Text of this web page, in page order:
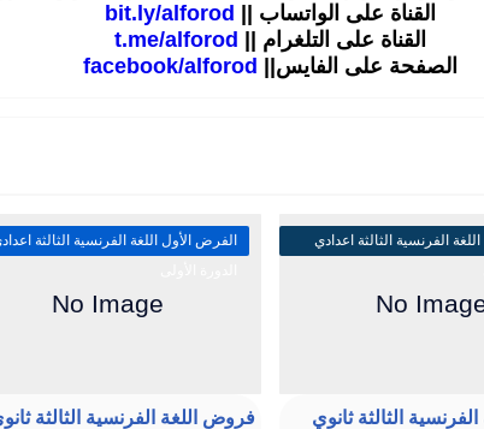
القناة على الواتساب ||
bit.ly/alforod
القناة على التلغرام ||
t.me/alforod
الصفحة على الفايس||
facebook/alforod
الفرنسية الثالثة اعدادي
الثالثة ثانوي
الفرض الأول اللغة الفرنسية الثالثة
فروض اللغة الفرنسية الثالثة